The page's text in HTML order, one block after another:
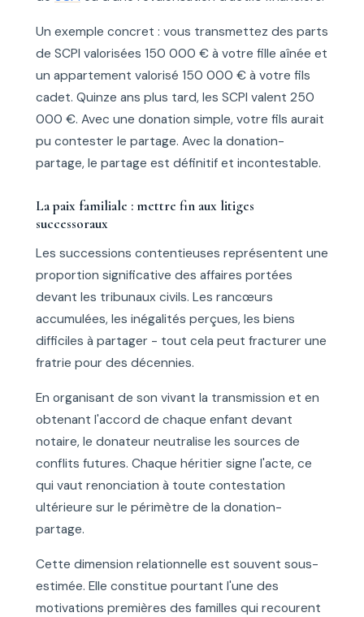
Un exemple concret : vous transmettez des parts
de SCPI valorisées 150 000 € à votre fille aînée et
un appartement valorisé 150 000 € à votre fils
cadet. Quinze ans plus tard, les SCPI valent 250
000 €. Avec une donation simple, votre fils aurait
pu contester le partage. Avec la donation-
partage, le partage est définitif et incontestable.
La paix familiale : mettre fin aux litiges
successoraux
Les successions contentieuses représentent une
proportion significative des affaires portées
devant les tribunaux civils. Les rancœurs
accumulées, les inégalités perçues, les biens
difficiles à partager - tout cela peut fracturer une
fratrie pour des décennies.
En organisant de son vivant la transmission et en
obtenant l'accord de chaque enfant devant
notaire, le donateur neutralise les sources de
conflits futures. Chaque héritier signe l'acte, ce
qui vaut renonciation à toute contestation
ultérieure sur le périmètre de la donation-
partage.
Cette dimension relationnelle est souvent sous-
estimée. Elle constitue pourtant l'une des
motivations premières des familles qui recourent